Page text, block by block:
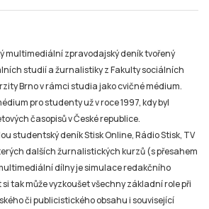
multimediální zpravodajský deník tvořený
studií a žurnalistiky z Fakulty sociálních
Brno v rámci studia jako cvičné médium.
pro studenty už v roce 1997, kdy byl
časopisů v České republice.
studentský deník Stisk Online, Rádio Stisk, TV
dalších žurnalistických kurzů (s přesahem
dílny je simulace redakčního
tak může vyzkoušet všechny základní role při
či publicistického obsahu i související